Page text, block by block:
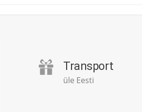
Transport
üle Eesti